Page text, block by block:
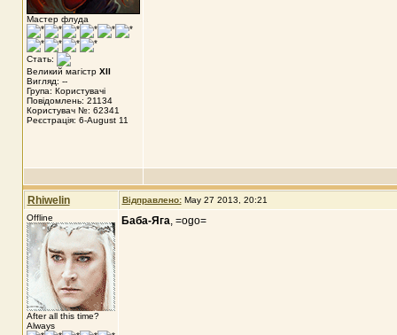
Мастер флуда
Стать:
Великий магістр XII
Вигляд: --
Група: Користувачі
Повідомлень: 21134
Користувач №: 62341
Реєстрація: 6-August 11
Rhiwelin Відправлено: May 27 2013, 20:21
Offline
After all this time?
Always
Баба-Яга, =ogo=